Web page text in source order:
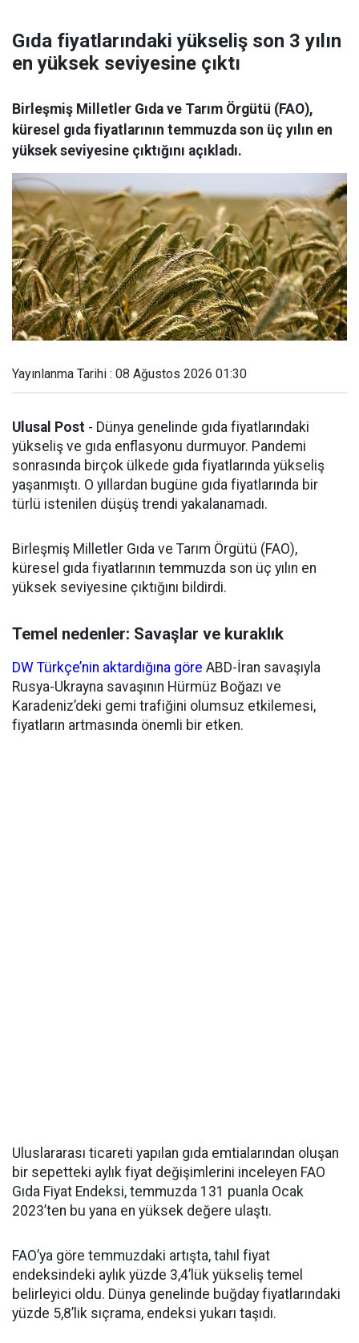
Gıda fiyatlarındaki yükseliş son 3 yılın
en yüksek seviyesine çıktı
Birleşmiş Milletler Gıda ve Tarım Örgütü (FAO),
küresel gıda fiyatlarının temmuzda son üç yılın en
yüksek seviyesine çıktığını açıkladı.
Yayınlanma Tarihi : 08 Ağustos 2026 01:30
Ulusal Post - Dünya genelinde gıda fiyatlarındaki
yükseliş ve gıda enflasyonu durmuyor. Pandemi
sonrasında birçok ülkede gıda fiyatlarında yükseliş
yaşanmıştı. O yıllardan bugüne gıda fiyatlarında bir
türlü istenilen düşüş trendi yakalanamadı.
Birleşmiş Milletler Gıda ve Tarım Örgütü (FAO),
küresel gıda fiyatlarının temmuzda son üç yılın en
yüksek seviyesine çıktığını bildirdi.
Temel nedenler: Savaşlar ve kuraklık
DW Türkçe’nin aktardığına göre ABD-İran savaşıyla
Rusya-Ukrayna savaşının Hürmüz Boğazı ve
Karadeniz’deki gemi trafiğini olumsuz etkilemesi,
fiyatların artmasında önemli bir etken.
Uluslararası ticareti yapılan gıda emtialarından oluşan
bir sepetteki aylık fiyat değişimlerini inceleyen FAO
Gıda Fiyat Endeksi, temmuzda 131 puanla Ocak
2023’ten bu yana en yüksek değere ulaştı.
FAO’ya göre temmuzdaki artışta, tahıl fiyat
endeksindeki aylık yüzde 3,4’lük yükseliş temel
belirleyici oldu. Dünya genelinde buğday fiyatlarındaki
yüzde 5,8’lik sıçrama, endeksi yukarı taşıdı.